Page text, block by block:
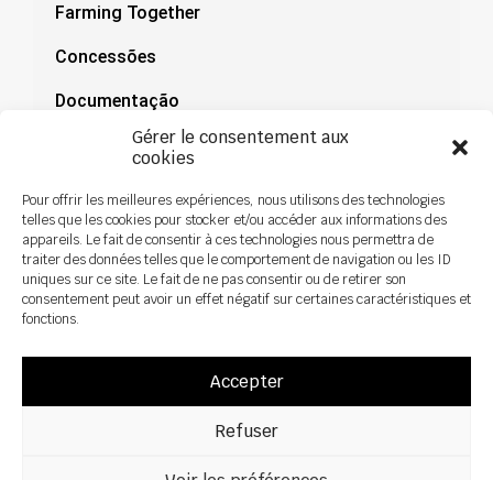
Gérer le consentement aux
cookies
Pour offrir les meilleures expériences, nous utilisons des technologies
telles que les cookies pour stocker et/ou accéder aux informations des
appareils. Le fait de consentir à ces technologies nous permettra de
traiter des données telles que le comportement de navigation ou les ID
uniques sur ce site. Le fait de ne pas consentir ou de retirer son
consentement peut avoir un effet négatif sur certaines caractéristiques et
fonctions.
Accepter
Refuser
Farming Together
Concessões
Documentação